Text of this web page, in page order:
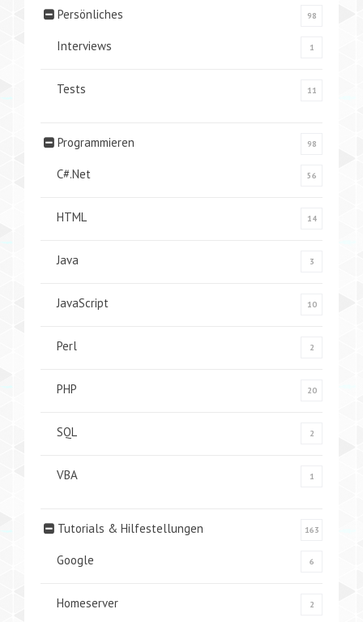
Persönliches 98
Interviews 1
Tests 11
Programmieren 98
C#.Net 56
HTML 14
Java 3
JavaScript 10
Perl 2
PHP 20
SQL 2
VBA 1
Tutorials & Hilfestellungen 163
Google 6
Homeserver 2